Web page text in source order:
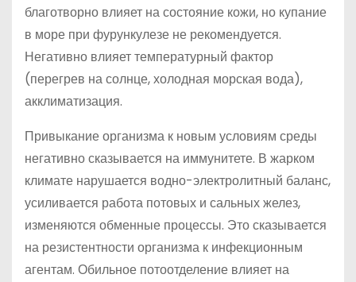
благотворно влияет на состояние кожи, но купание
в море при фурункулезе не рекомендуется.
Негативно влияет температурный фактор
(перегрев на солнце, холодная морская вода),
акклиматизация.
Привыкание организма к новым условиям среды
негативно сказывается на иммунитете. В жарком
климате нарушается водно-электролитный баланс,
усиливается работа потовых и сальных желез,
изменяются обменные процессы. Это сказывается
на резистентности организма к инфекционным
агентам. Обильное потоотделение влияет на